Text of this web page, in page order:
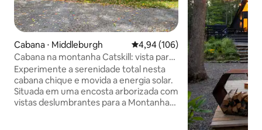
Cabana ⋅ Middleburgh 4,94 de uma avaliação média de
4,94 (106)
Cabana na montanha Catskill: vista para
o vale/16 claraboias
Experimente a serenidade total nesta
cabana chique e movida a energia solar.
Situada em uma encosta arborizada com
vistas deslumbrantes para a Montanha